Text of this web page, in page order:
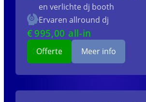
en verlichte dj booth
Ervaren allround dj
€995,00 all-in
Offerte Meer info